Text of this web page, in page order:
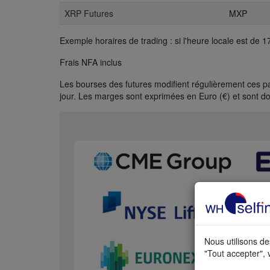
XRP Futures
MXP
Exemple horaires de trading : si l'heure locale est de
Frais NFA inclus
Les bourses des futures modifient régulièrement ces
jour. Les marges sont exprimées en Euro (€) et sont
Nous utilisons
"Tout accepter",